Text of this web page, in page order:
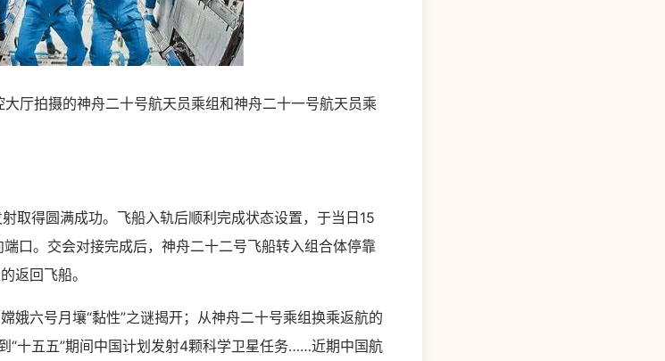
厅拍摄的神舟二十号航天员乘组和神舟二十一号航天员乘
得圆满成功。飞船入轨后顺利完成状态设置，于当日15
口。交会对接完成后，神舟二十二号飞船转入组合体停靠
返回飞船。
六号月壤“黏性”之谜揭开；从神舟二十号乘组换乘返航的
“十五五”期间中国计划发射4颗科学卫星任务……近期中国航